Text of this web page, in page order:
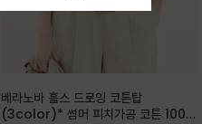
베라노바 홀스 드로잉 코튼탑
(3color)* 썸머 피치가공 코튼 100프